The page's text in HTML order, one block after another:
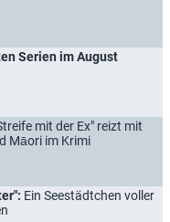
Serien im August
mit der Ex" reizt mit
Māori im Krimi
Ein Seestädtchen voller